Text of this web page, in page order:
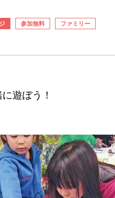
参加無料 ファミリー
遊ぼう！